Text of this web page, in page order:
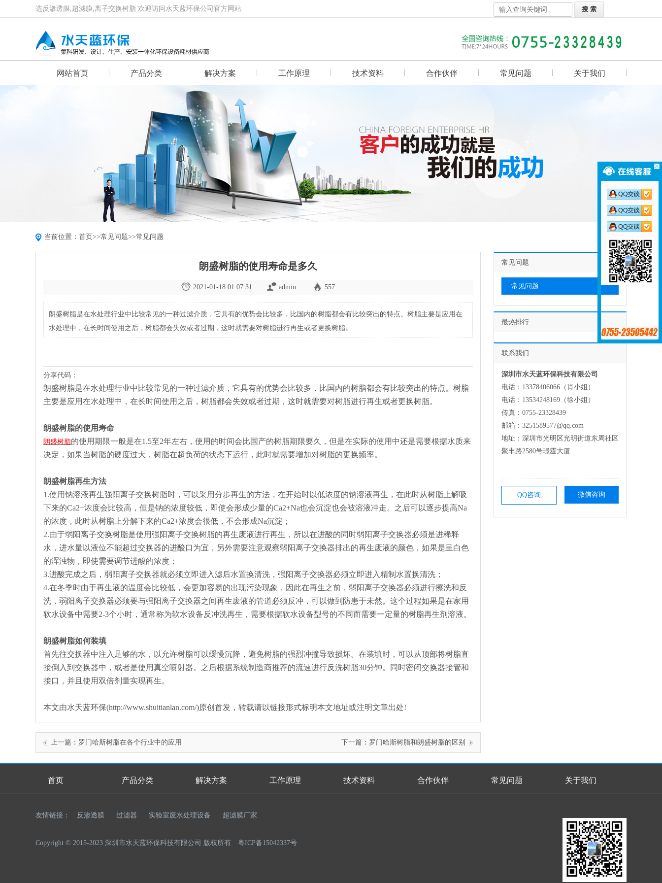
选反渗透膜,超滤膜,离子交换树脂 欢迎访问水天蓝环保公司官方网站
网站首页 产品分类 解决方案 工作原理 技术资料 合作伙伴 常见问题 关于我们
当前位置： 首页>>常见问题>>常见问题
朗盛树脂的使用寿命是多久
2021-01-18 01:07:31 admin 557
朗盛树脂是在水处理行业中比较常见的一种过滤介质，它具有的优势会比较多，比国内的树脂都会有比较突出的特点。树脂主要是应用在
水处理中，在长时间使用之后，树脂都会失效或者过期，这时就需要对树脂进行再生或者更换树脂。
分享代码：
朗盛树脂是在水处理行业中比较常见的一种过滤介质，它具有的优势会比较多，比国内的树脂都会有比较突出的特点。树脂
主要是应用在水处理中，在长时间使用之后，树脂都会失效或者过期，这时就需要对树脂进行再生或者更换树脂。
朗盛树脂的使用寿命
朗盛树脂的使用期限一般是在1.5至2年左右，使用的时间会比国产的树脂期限要久，但是在实际的使用中还是需要根据水质来
决定，如果当树脂的硬度过大，树脂在超负荷的状态下运行，此时就需要增加对树脂的更换频率。
朗盛树脂再生方法
1.使用钠溶液再生强阳离子交换树脂时，可以采用分步再生的方法，在开始时以低浓度的钠溶液再生，在此时从树脂上解吸
下来的Ca2+浓度会比较高，但是钠的浓度较低，即使会形成少量的Ca2+Na也会沉淀也会被溶液冲走。之后可以逐步提高Na
的浓度，此时从树脂上分解下来的Ca2+浓度会很低，不会形成Na沉淀；
2.由于弱阳离子交换树脂是使用强阳离子交换树脂的再生废液进行再生，所以在进酸的同时弱阳离子交换器必须是进稀释
水，进水量以液位不能超过交换器的进酸口为宜，另外需要注意观察弱阳离子交换器排出的再生废液的颜色，如果是呈白色
的浑浊物，即使需要调节进酸的浓度；
3.进酸完成之后，弱阳离子交换器就必须立即进入滤后水置换清洗，强阳离子交换器必须立即进入精制水置换清洗；
4.在冬季时由于再生液的温度会比较低，会更加容易的出现污染现象，因此在再生之前，弱阳离子交换器必须进行擦洗和反
洗，弱阳离子交换器必须要与强阳离子交换器之间再生废液的管道必须反冲，可以做到防患于未然。这个过程如果是在家用
软水设备中需要2-3个小时，通常称为软水设备反冲洗再生，需要根据软水设备型号的不同而需要一定量的树脂再生剂溶液。
朗盛树脂如何装填
首先往交换器中注入足够的水，以允许树脂可以缓慢沉降，避免树脂的强烈冲撞导致损坏。在装填时，可以从顶部将树脂直
接倒入到交换器中，或者是使用真空喷射器。之后根据系统制造商推荐的流速进行反洗树脂30分钟。同时密闭交换器接管和
接口，并且使用双倍剂量实现再生。
本文由水天蓝环保(http://www.shuitianlan.com/)原创首发，转载请以链接形式标明本文地址或注明文章出处!
上一篇： 罗门哈斯树脂在各个行业中的应用 下一篇： 罗门哈斯树脂和朗盛树脂的区别
常见问题
常见问题
最热排行
联系我们
深圳市水天蓝环保科技有限公司
电话：13378406066（肖小姐）
电话：13534248169（徐小姐）
传真：0755-23328439
邮箱：3251589577@qq.com
地址：深圳市光明区光明街道东周社区
聚丰路2580号璟霆大厦
QQ咨询 微信咨询
首页 产品分类 解决方案 工作原理 技术资料 合作伙伴 常见问题 关于我们
友情链接： 反渗透膜 过滤器 实验室废水处理设备 超滤膜厂家
Copyright © 2015-2023 深圳市水天蓝环保科技有限公司 版权所有 粤ICP备15042337号